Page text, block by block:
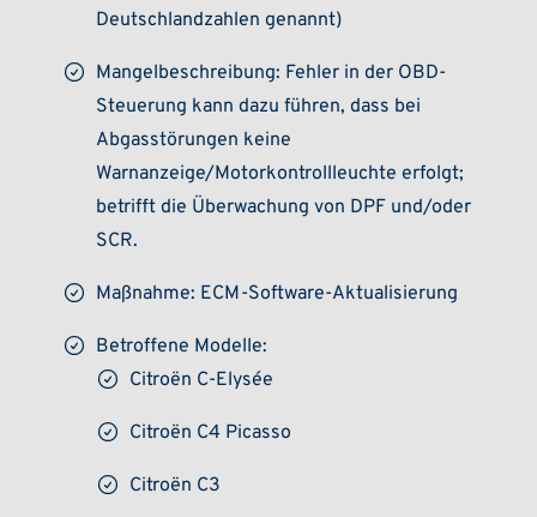
Deutschlandzahlen genannt)
Mangelbeschreibung: Fehler in der OBD-
Steuerung kann dazu führen, dass bei
Abgasstörungen keine
Warnanzeige/Motorkontrollleuchte erfolgt;
betrifft die Überwachung von DPF und/oder
SCR.
Maßnahme: ECM-Software-Aktualisierung
Betroffene Modelle:
Citroën C-Elysée
Citroën C4 Picasso
Citroën C3